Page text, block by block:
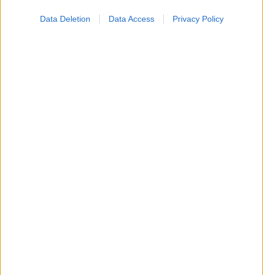
Data Deletion Data Access Privacy Policy